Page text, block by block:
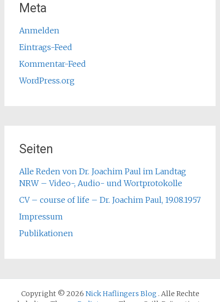
Meta
Anmelden
Eintrags-Feed
Kommentar-Feed
WordPress.org
Seiten
Alle Reden von Dr. Joachim Paul im Landtag
NRW – Video-, Audio- und Wortprotokolle
CV – course of life – Dr. Joachim Paul, 19.08.1957
Impressum
Publikationen
Copyright © 2026 Nick Haflingers Blog . Alle Rechte